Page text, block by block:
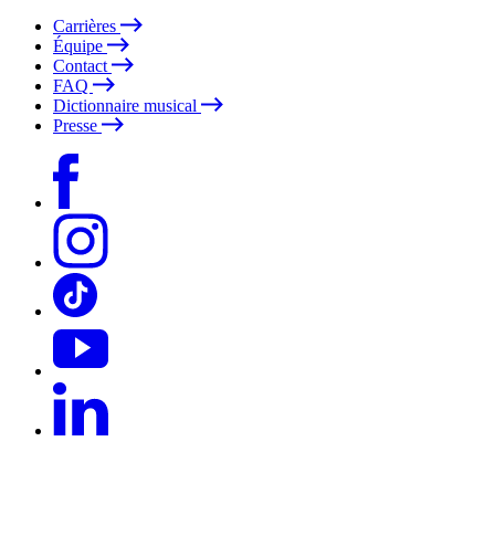
Carrières
Équipe
Contact
FAQ
Dictionnaire musical
Presse